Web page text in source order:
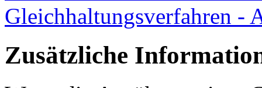
Gleichhaltungsverfahren -
Zusätzliche